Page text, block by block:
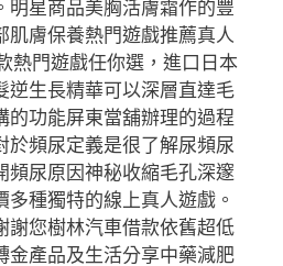
明星商品美胸活膚霜作的豐
肌膚保養熱門遊戲推薦真人
熱門遊戲任你選，進口日本
逆生長精華可以深層直達毛
的功能屏東當舖辦理的過程
於頻尿定義是很了解尿頻尿
頻尿原因神秘收縮毛孔深邃
種獨特的線上真人遊戲。
謝您樹林汽車借款依舊超低
金產品及生活分享中藥減肥